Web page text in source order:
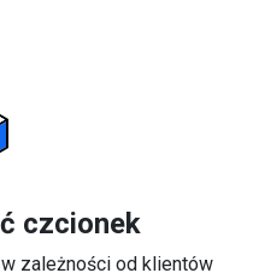
czcionek
zależności od klientów